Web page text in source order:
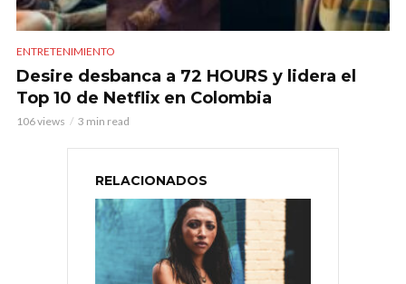
ENTRETENIMIENTO
Desire desbanca a 72 HOURS y lidera el
Top 10 de Netflix en Colombia
106 views 3 min read
RELACIONADOS